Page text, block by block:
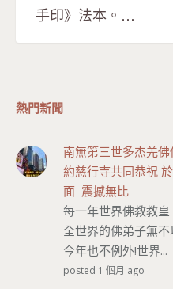
手印》法本。…
熱門新聞
南無第三世多杰羌
約慈行寺共同恭祝
面 震撼無比
每一年世界佛教教皇
全世界的佛弟子無不
今年也不例外!世界...
posted 1 個月 ago